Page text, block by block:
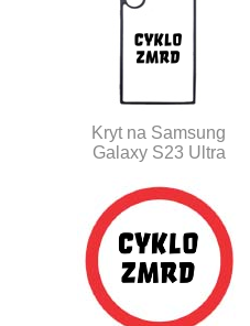
Kryt na Samsung
Galaxy S23 Ultra